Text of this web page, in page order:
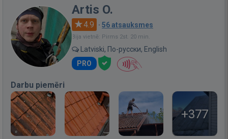
Artis O.
4.9 · 56 atsauksmes
Bija vietnē: Pirms 2st. 20 min.
Latviski, По-русски, English
PRO
Darbu piemēri
+377